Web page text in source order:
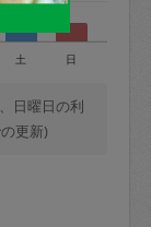
100%
依頼
毎週定
土 日
日曜日の利
更新)